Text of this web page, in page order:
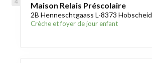
Maison Relais Préscolaire
2B Henneschtgaass L-8373 Hobscheid
Crèche et foyer de jour enfant